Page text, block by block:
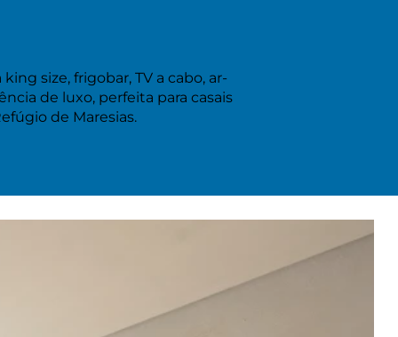
size, frigobar, TV a cabo, ar-
de luxo, perfeita para casais
de Maresias.